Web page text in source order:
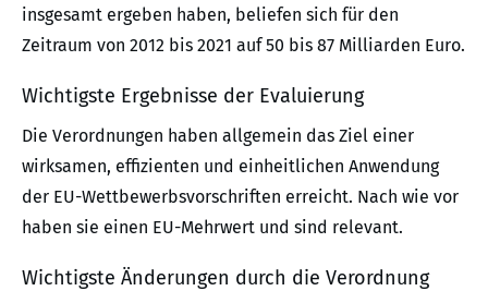
insgesamt ergeben haben, beliefen sich für den
Zeitraum von 2012 bis 2021 auf 50 bis 87 Milliarden Euro.
Wichtigste Ergebnisse der Evaluierung
Die Verordnungen haben allgemein das Ziel einer
wirksamen, effizienten und einheitlichen Anwendung
der EU-Wettbewerbsvorschriften erreicht. Nach wie vor
haben sie einen EU-Mehrwert und sind relevant.
Wichtigste Änderungen durch die Verordnung